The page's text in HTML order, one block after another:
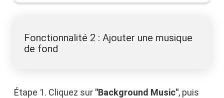
Fonctionnalité 2 : Ajouter une musique
de fond
Étape 1. Cliquez sur "Background Music", puis